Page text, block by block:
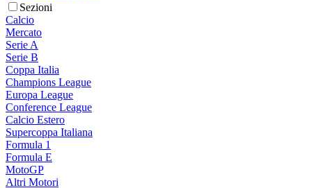
Sezioni
Calcio
Mercato
Serie A
Serie B
Coppa Italia
Champions League
Europa League
Conference League
Calcio Estero
Supercoppa Italiana
Formula 1
Formula E
MotoGP
Altri Motori